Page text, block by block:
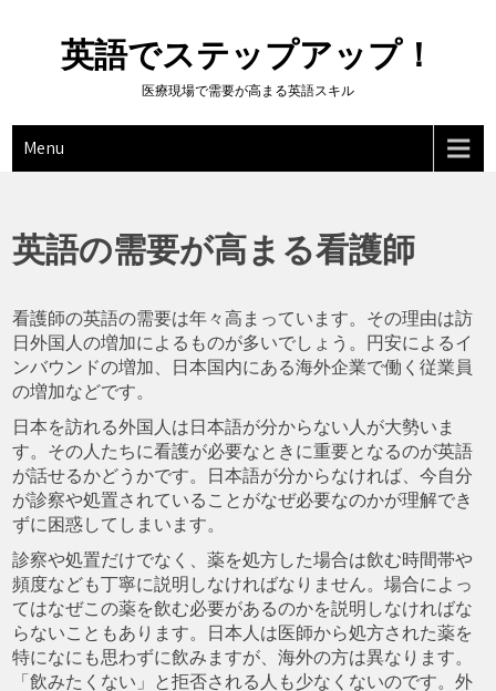
英語でステップアップ！
医療現場で需要が高まる英語スキル
Menu
英語の需要が高まる看護師
看護師の英語の需要は年々高まっています。その理由は訪
日外国人の増加によるものが多いでしょう。円安によるイ
ンバウンドの増加、日本国内にある海外企業で働く従業員
の増加などです。
日本を訪れる外国人は日本語が分からない人が大勢いま
す。その人たちに看護が必要なときに重要となるのが英語
が話せるかどうかです。日本語が分からなければ、今自分
が診察や処置されていることがなぜ必要なのかが理解でき
ずに困惑してしまいます。
診察や処置だけでなく、薬を処方した場合は飲む時間帯や
頻度なども丁寧に説明しなければなりません。場合によっ
てはなぜこの薬を飲む必要があるのかを説明しなければな
らないこともあります。日本人は医師から処方された薬を
特になにも思わずに飲みますが、海外の方は異なります。
「飲みたくない」と拒否される人も少なくないのです。外